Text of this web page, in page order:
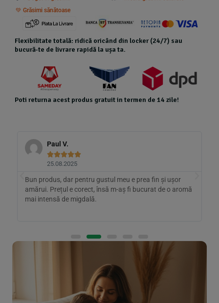
💚 Grăsimi sănătoase
Flexibilitate totală: ridică oricând din locker (24/7) sau
bucură-te de livrare rapidă la ușa ta.
Poti returna acest produs gratuit in termen de 14 zile!
Paul V.

25.08.2025
Bun produs, dar pentru gustul meu e prea fin și ușor
amărui. Prețul e corect, însă m-aș fi bucurat de o aromă
mai intensă de migdală.